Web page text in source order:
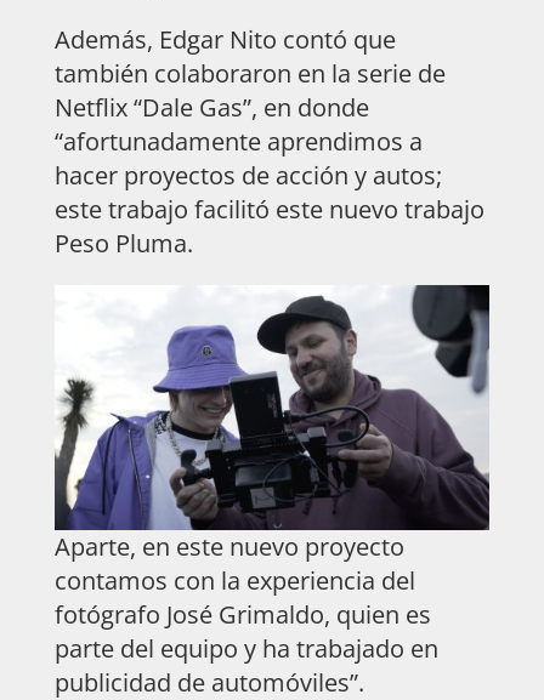
Además, Edgar Nito contó que
también colaboraron en la serie de
Netflix “Dale Gas”, en donde
“afortunadamente aprendimos a
hacer proyectos de acción y autos;
este trabajo facilitó este nuevo trabajo
Peso Pluma.
Aparte, en este nuevo proyecto
contamos con la experiencia del
fotógrafo José Grimaldo, quien es
parte del equipo y ha trabajado en
publicidad de automóviles”.